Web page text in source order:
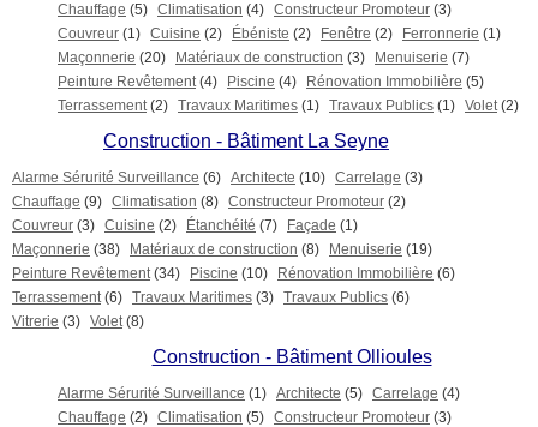
Chauffage (5) Climatisation (4) Constructeur Promoteur (3)
Couvreur (1) Cuisine (2) Ébéniste (2) Fenêtre (2) Ferronnerie (1)
Maçonnerie (20) Matériaux de construction (3) Menuiserie (7)
Peinture Revêtement (4) Piscine (4) Rénovation Immobilière (5)
Terrassement (2) Travaux Maritimes (1) Travaux Publics (1) Volet (2)
Construction - Bâtiment La Seyne
Alarme Sérurité Surveillance (6) Architecte (10) Carrelage (3)
Chauffage (9) Climatisation (8) Constructeur Promoteur (2)
Couvreur (3) Cuisine (2) Étanchéité (7) Façade (1)
Maçonnerie (38) Matériaux de construction (8) Menuiserie (19)
Peinture Revêtement (34) Piscine (10) Rénovation Immobilière (6)
Terrassement (6) Travaux Maritimes (3) Travaux Publics (6)
Vitrerie (3) Volet (8)
Construction - Bâtiment Ollioules
Alarme Sérurité Surveillance (1) Architecte (5) Carrelage (4)
Chauffage (2) Climatisation (5) Constructeur Promoteur (3)